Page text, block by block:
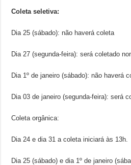
Coleta seletiva:
Dia 25 (sábado): não haverá coleta
Dia 27 (segunda-feira): será coletado
Dia 1º de janeiro (sábado): não haverá
Dia 03 de janeiro (segunda-feira): será
Coleta orgânica:
Dia 24 e dia 31 a coleta iniciará às 13h.
Dia 25 (sábado) e dia 1º de janeiro